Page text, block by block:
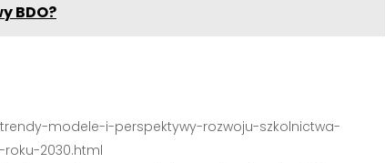
BDO?
modele-i-perspektywy-rozwoju-szkolnictwa-
2030.html